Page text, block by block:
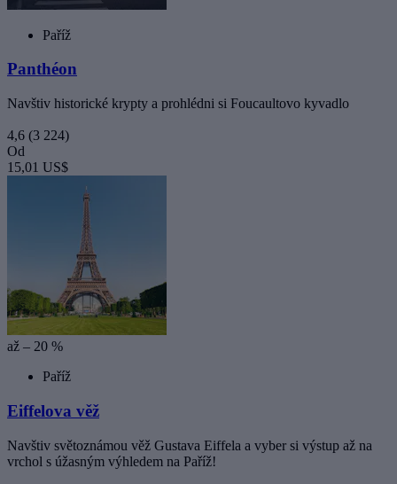
Paříž
Panthéon
Navštiv historické krypty a prohlédni si Foucaultovo kyvadlo
4,6 (3 224)
Od
15,01 US$
až – 20 %
Paříž
Eiffelova věž
Navštiv světoznámou věž Gustava Eiffela a vyber si výstup až na
vrchol s úžasným výhledem na Paříž!